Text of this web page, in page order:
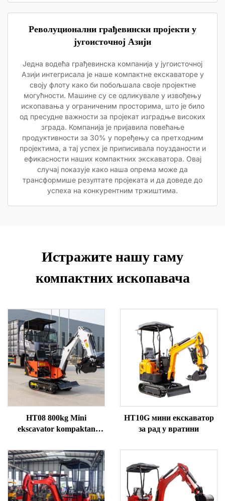
Револуционални грађевински пројекти у
југоисточној Азији
Једна водећа грађевинска компанија у југоисточној
Азији интегрисала је наше компактне екскаваторе у
своју флоту како би побољшала своје пројектне
могућности. Машине су се одликувале у извођењу
ископавања у ограниченим просторима, што је било
од пресудне важности за пројекат изградње високих
зграда. Компанија је пријавила повећање
продуктивности за 30% у поређењу са претходним
пројектима, а тај успех је приписивала поузданости и
ефикасности наших компактних экскаватора. Овај
случај показује како наша опрема може да
трансформише резултате пројеката и да доведе до
успеха на конкурентним тржиштима.
Истражите нашу гаму
компактних ископавача
HT08 800kg Mini
ekscavator kompaktan
HT10G мини екскаватор
за рад у вратини